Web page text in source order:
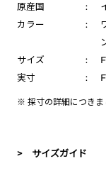
原産国
:
カラー
:
サイズ
:
F
実寸
:
※ 採寸の詳細につきま
> サイズガイド